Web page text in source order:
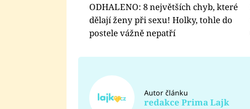
ODHALENO: 8 největších chyb, které
dělají ženy při sexu! Holky, tohle do
postele vážně nepatří
Autor článku
redakce Prima Lajk